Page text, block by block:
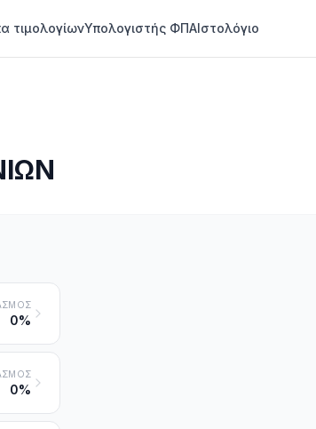
τιμολογίωνΥπολογιστής ΦΠΑΙστολόγιο
0%
0%